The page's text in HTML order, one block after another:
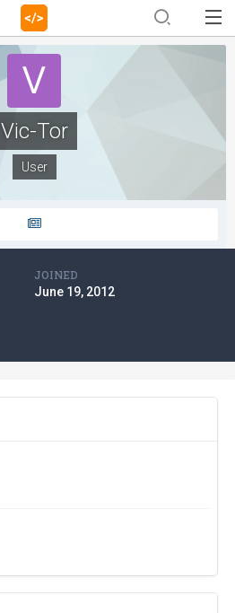
Vic-Tor
User
JOINED
June 19, 2012